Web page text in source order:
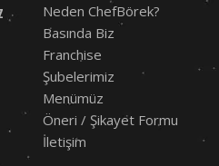
Merkez
Mh. Atatürk Cd. Haz Apt. No: 23/15
Kırşehir
214 11 56
- 17:00
Tues, Wed, Thur, Fri, Sat, Sun
Neden ChefBörek?
Basında Biz
Franchise
Şubelerimiz
Menümüz
Öneri / Şikayet Formu
İletişim